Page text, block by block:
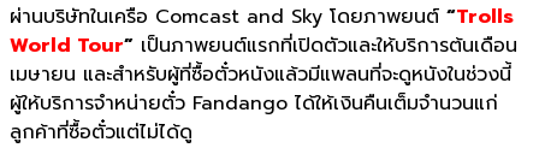
ผ่านบริษัทในเครือ Comcast and Sky โดยภาพยนต์ “Trolls
World Tour” เป็นภาพยนต์แรกที่เปิดตัวและให้บริการต้นเดือน
เมษายน และสำหรับผู้ที่ซื้อตั๋วหนังแล้วมีแพลนที่จะดูหนังในช่วงนี้
ผู้ให้บริการจำหน่ายตั๋ว Fandango ได้ให้เงินคืนเต็มจำนวนแก่
ลูกค้าที่ซื้อตั๋วแต่ไม่ได้ดู